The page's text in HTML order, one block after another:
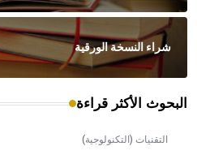
شراء النسخة الورقية
البحوث الأكثر قراءة
التقنيات (التكنولوجية)